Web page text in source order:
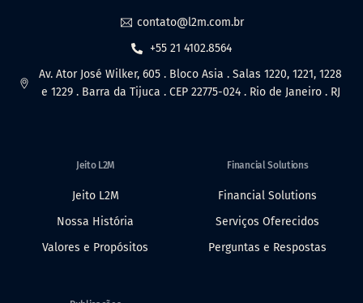
contato@l2m.com.br
+55 21 4102.8564
Av. Ator José Wilker, 605 . Bloco Asia . Salas 1220, 1221, 1228
e 1229 . Barra da Tijuca . CEP 22775-024 . Rio de Janeiro . RJ
Jeito L2M
Jeito L2M
Nossa História
Valores e Propósitos
Financial Solutions
Financial Solutions
Serviços Oferecidos
Perguntas e Respostas